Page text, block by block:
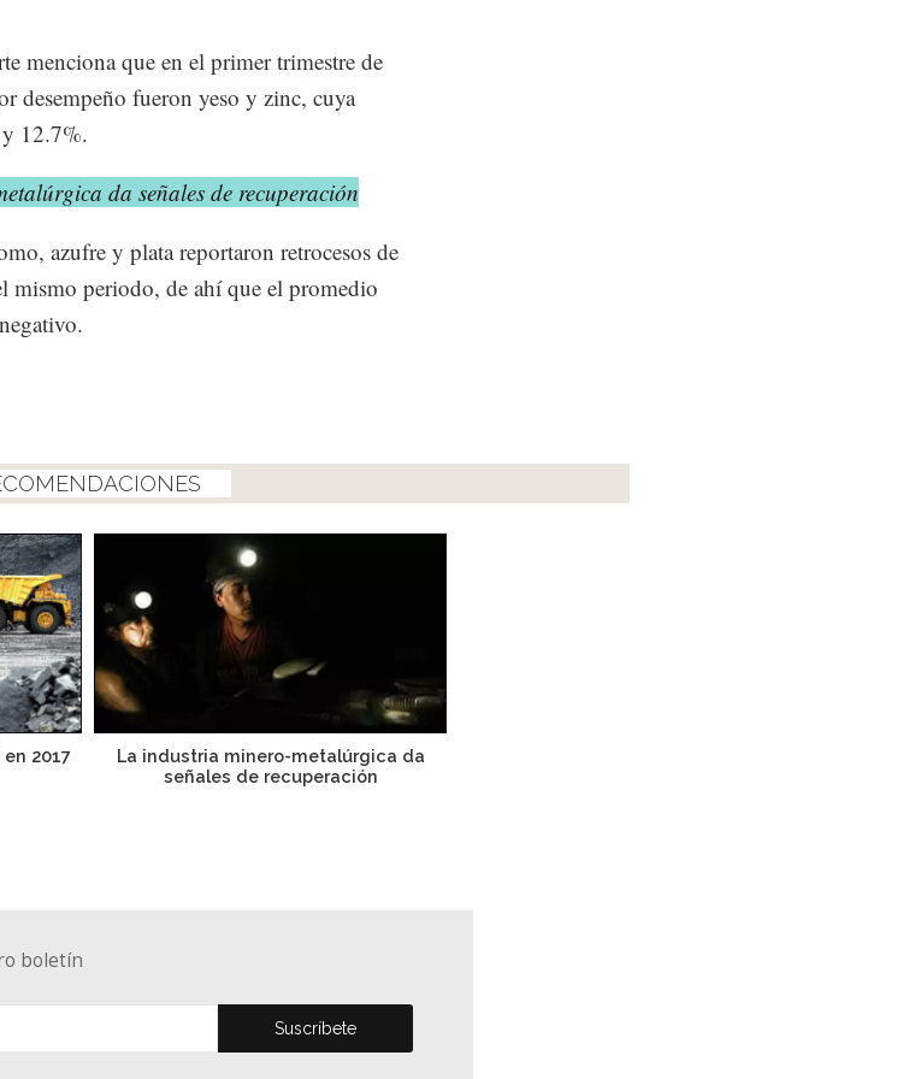
menciona que en el primer trimestre de
desempeño fueron yeso y zinc, cuya
12.7%.
da señales de recuperación
azufre y plata reportaron retrocesos de
periodo, de ahí que el promedio
2017
La industria minero-metalúrgica da
señales de recuperación
boletín